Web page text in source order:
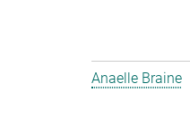
Anaelle Braine